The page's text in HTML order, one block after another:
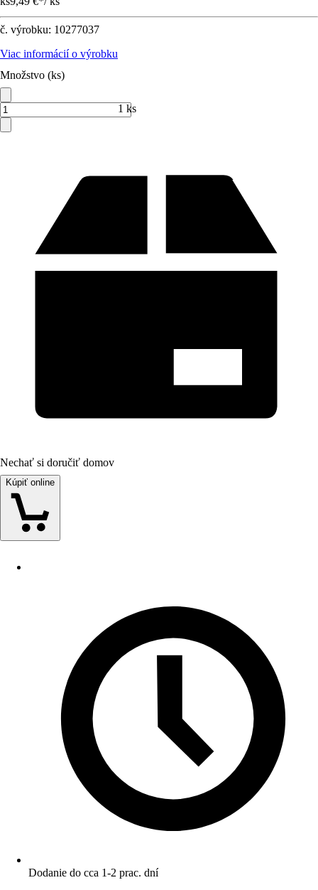
č. výrobku: 10277037
Viac informácií o výrobku
Množstvo (ks)
1 ks
Nechať si doručiť domov
Kúpiť online
Dodanie do cca 1-2 prac. dní